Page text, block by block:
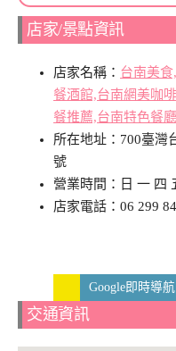
店家/景點資訊
店家名稱： 台南美
餐酒館,台南網美咖
餐推薦,台南特色餐
所在地址：700臺灣
號
營業時間：日 一 四
店家電話：06 299
Google即時導航
交通資訊